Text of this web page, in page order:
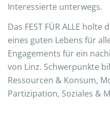
Interessierte unterwegs.
Das FEST FÜR ALLE
eines guten Lebens für
Engagements für ein
von Linz. Schwerpunkte
Ressourcen & Konsum,
Partizipation, Soziales &